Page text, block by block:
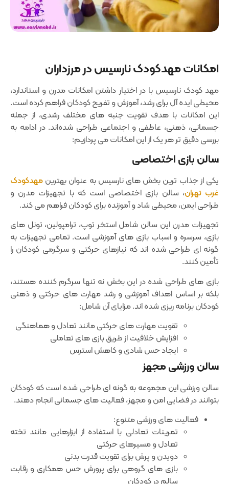
امکانات مهدکودک نارسیس در مرزداران
مهد کودک نارسیس با در اختیار داشتن امکانات مدرن و استاندارد،
محیطی ایده ‌آل برای رشد، آموزش و تفریح کودکان فراهم کرده است.
این امکانات با هدف تقویت جنبه‌ های مختلف رشدی، از جمله
جسمانی، ذهنی، عاطفی و اجتماعی طراحی شده‌اند. در ادامه به
بررسی دقیق‌ تر هر یک از این امکانات می ‌پردازیم:
سالن ‌بازی اختصاصی
یکی از جذاب‌ ترین بخش ‌های نارسیس به عنوان بهترین مهدکودک
غرب تهران، سالن‌ بازی اختصاصی است که با تجهیزات مدرن و
طراحی ایمن، محیطی شاد و آموزنده برای کودکان فراهم می ‌کند.
تجهیزات مدرن این سالن شامل استخر توپ، ترامپولین، تونل ‌های
بازی، سرسره و اسباب ‌بازی‌ های آموزشی است. تمامی تجهیزات به
گونه‌ ای طراحی شده‌ اند که نیازهای حرکتی و سرگرمی کودکان را
تأمین کنند.
بازی‌ های طراحی ‌شده در این بخش نه تنها سرگرم‌ کننده هستند،
بلکه بر اساس اهداف آموزشی و رشد مهارت‌ های حرکتی و ذهنی
کودکان برنامه ‌ریزی شده ‌اند. مزایای آن شامل:
تقویت مهارت‌ های حرکتی مانند تعادل و هماهنگی
افزایش خلاقیت از طریق بازی‌ های تعاملی
ایجاد حس شادی و کاهش استرس
سالن ورزشی مجهز
سالن ورزشی این مجموعه به گونه‌ ای طراحی شده است که کودکان
بتوانند در فضایی امن و مجهز، فعالیت ‌های جسمانی انجام دهند.
فعالیت ‌های ورزشی متنوع:
تمرینات تعادلی با استفاده از ابزارهایی مانند تخته
تعادل و مسیرهای حرکتی
دویدن و پرش برای تقویت قدرت بدنی
بازی ‌های گروهی برای پرورش حس همکاری و رقابت